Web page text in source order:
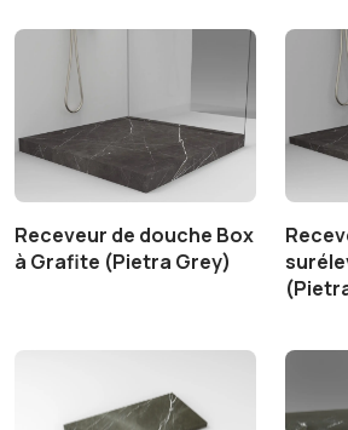
Receveur de douche Box
à Grafite (Pietra Grey)